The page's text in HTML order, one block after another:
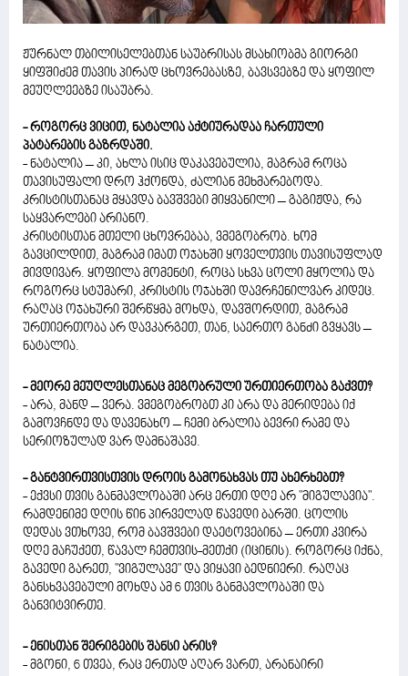
ჟურნალ თბილისელებთან საუბრისას მსახიობმა გიორგი
ყიფშიძემ თავის პირად ცხოვრებასზე, ბავსვებზე და ყოფილ
მეუღლეებზე ისაუბრა.
- როგორც ვიცით, ნატალია აქტიურადაა ჩართული
პატარების გაზრდაში.
- ნატალია – კი, ახლა ისიც დაკავებულია, მაგრამ როცა
თავისუფალი დრო ჰქონდა, ძალიან მეხმარებოდა.
კრისტისთანაც მყავდა ბავშვები მიყვანილი – გაგიჟდა, რა
საყვარლები არიანო.
კრისტისთან მთელი ცხოვრებაა, ვმეგობრობ. ხომ
გავცილდით, მაგრამ იმათ ოჯახში ყოველთვის თავისუფლად
მივდივარ. ყოფილა მომენტი, როცა სხვა ცოლი მყოლია და
როგორც სტუმარი, კრისტის ოჯახში დავრჩენილვარ კიდეც.
რაღაც ოჯახური შერწყმა მოხდა, დავშორდით, მაგრამ
ურთიერთობა არ დავკარგეთ, თან, საერთო განძი გვყავს –
ნატალია.
- მეორე მეუღლესთანაც მეგობრული ურთიერთობა გაქვთ?
- არა, მანდ – ვერა. ვმეგობრობთ კი არა და მერიდება იქ
გამოვჩნდე და დავენახო – ჩემი ბრალია ბევრი რამე და
სერიოზულად ვარ დამნაშავე.
- განტვირთვისთვის დროის გამონახვას თუ ახერხებთ?
- ექვსი თვის განმავლობაში არც ერთი დღე არ "მიგულავია".
რამდენიმე დღის წინ პირველად წავედი ბარში. ცოლის
დედას ვთხოვე, რომ ბავშვები დაეტოვებინა – ერთი კვირა
დღე მაჩუქეთ, წავალ ჩემთვის-მეთქი (იცინის). როგორც იქნა,
გავედი გარეთ, "ვიგულავე" და ვიყავი ბედნიერი. რაღაც
განსხვავებული მოხდა ამ 6 თვის განმავლობაში და
განვიტვირთე.
- ენისთან შერიგების შანსი არის?
- მგონი, 6 თვეა, რაც ერთად აღარ ვართ, არანაირი